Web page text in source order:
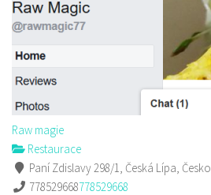
Raw magie
Restaurace
Paní Zdislavy 298/1, Česká Lípa, Česko
778529668778529668